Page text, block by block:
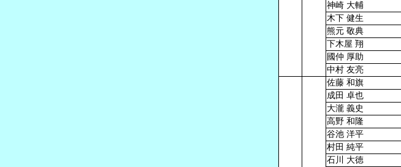
神崎 大輔
木下 健生
熊元 敬典
下木屋 翔
國仲 厚助
中村 友亮
佐藤 和旗
成田 卓也
大瀧 義史
高野 和隆
谷池 洋平
村田 純平
石川 大徳